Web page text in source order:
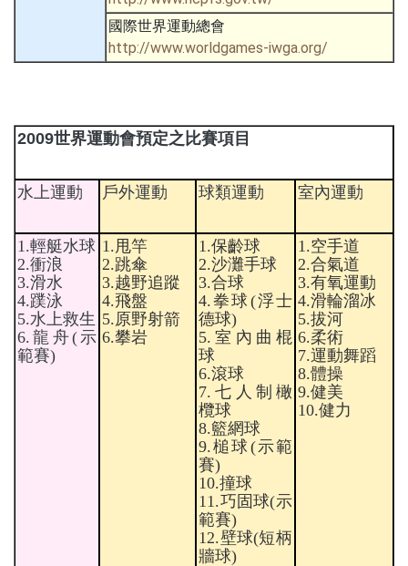
國際世界運動總會
http://www.worldgames-iwga.org/
2009世界運動會預定之比賽項目
水上運動 戶外運動 球類運動 室內運動
1.輕艇水球
2.衝浪
3.滑水
4.蹼泳
5.水上救生
6. 龍舟(示
範賽)
1.甩竿
2.跳傘
3.越野追蹤
4.飛盤
5.原野射箭
6.攀岩
1.保齡球
2.沙灘手球
3.合球
4.拳球 (浮士
德球)
5. 室內曲棍
球
6.滾球
7. 七人制橄
欖球
8.籃網球
9.槌球 (示範
賽)
10.撞球
11.巧固球(示
範賽)
12.壁球(短柄
牆球)
1.空手道
2.合氣道
3.有氧運動
4.滑輪溜冰
5.拔河
6.柔術
7.運動舞蹈
8.體操
9.健美
10.健力